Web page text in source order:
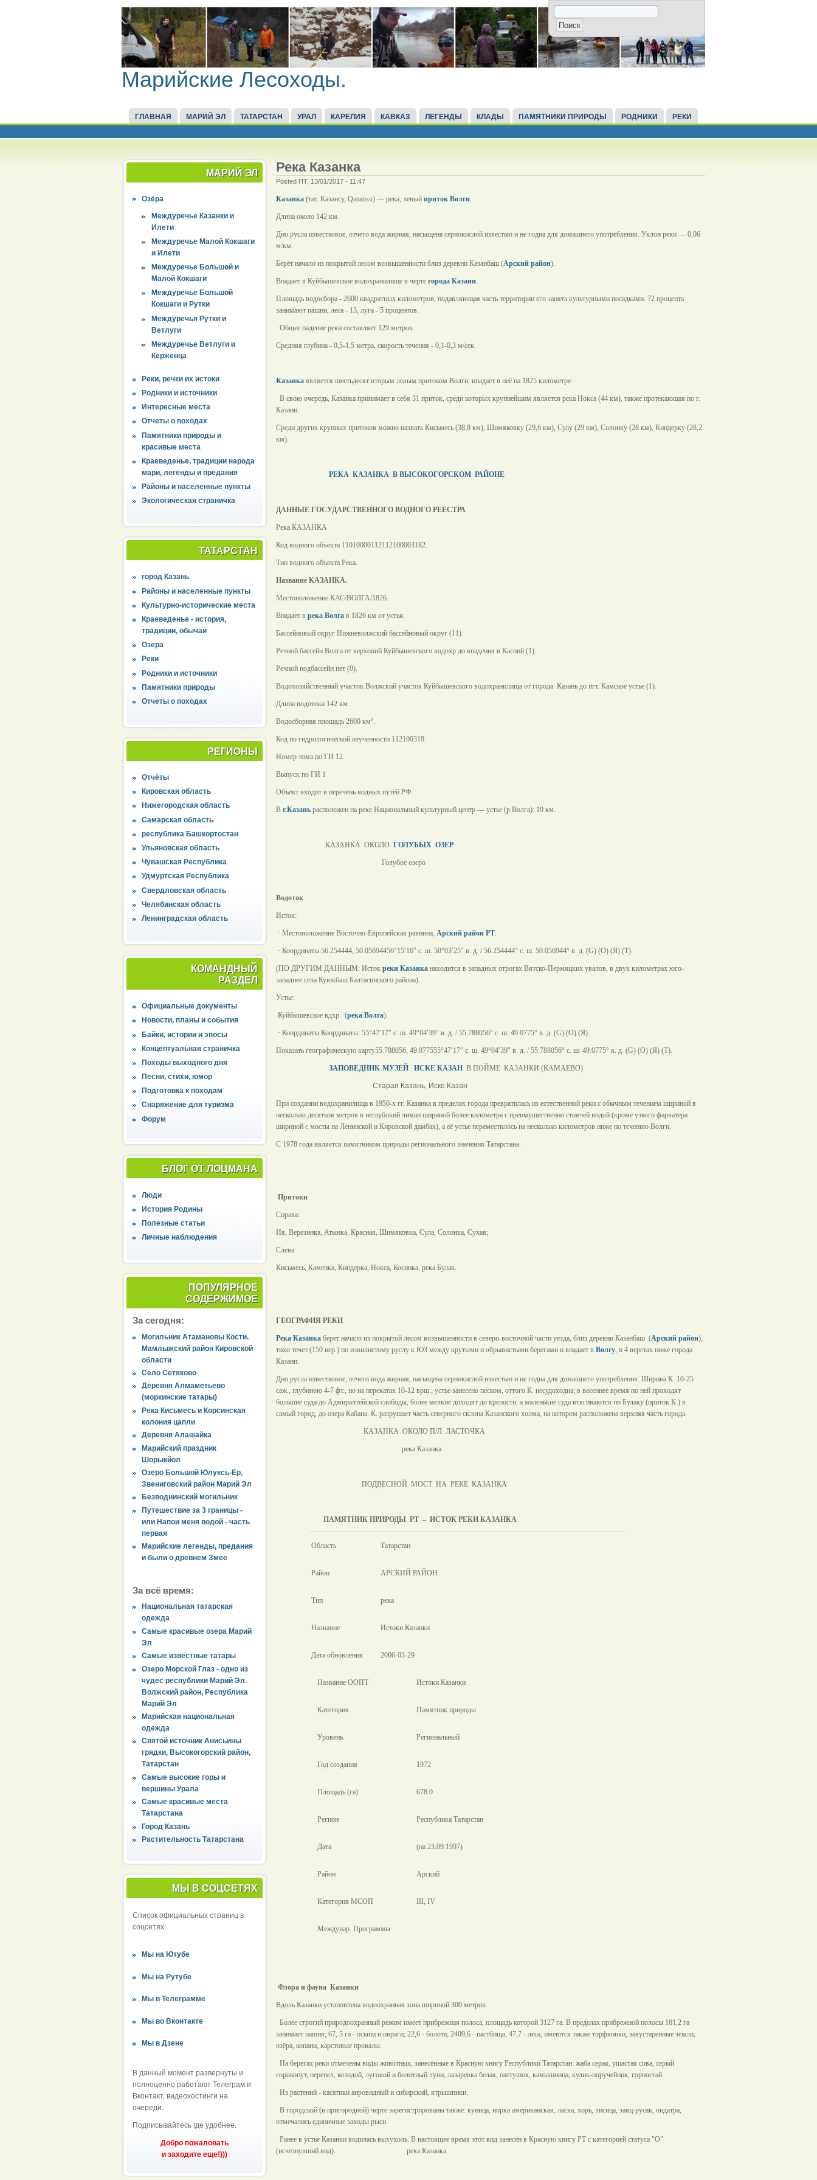
Марийские Лесоходы.
ГЛАВНАЯ МАРИЙ ЭЛ ТАТАРСТАН УРАЛ КАРЕЛИЯ КАВКАЗ ЛЕГЕНДЫ КЛАДЫ ПАМЯТНИКИ ПРИРОДЫ РОДНИКИ РЕКИ
МАРИЙ ЭЛ
Озёра
Междуречье Казанки и
Илети
Междуречье Малой Кокшаги
и Илети
Междуречье Большой и
Малой Кокшаги
Междуречье Большой
Кокшаги и Рутки
Междуречья Рутки и
Ветлуги
Междуречье Ветлуги и
Керженца
Реки, речки их истоки
Родники и источники
Интересные места
Отчеты о походах
Памятники природы и
красивые места
Краеведенье, традиции народа
мари, легенды и предания
Районы и населенные пункты
Экологическая страничка
ТАТАРСТАН
город Казань
Районы и населенные пункты
Культурно-исторические места
Краеведенье - история,
традиции, обычаи
Озера
Реки
Родники и источники
Памятники природы
Отчеты о походах
РЕГИОНЫ
Отчёты
Кировская область
Нижегородская область
Самарская область
республика Башкортостан
Ульяновская область
Чувашская Республика
Удмуртская Республика
Свердловская область
Челябинская область
Ленинградская область
КОМАНДНЫЙ
РАЗДЕЛ
Официальные документы
Новости, планы и события
Байки, истории и эпосы
Концептуальная страничка
Походы выходного дня
Песни, стихи, юмор
Подготовка к походам
Снаряжение для туризма
Форум
БЛОГ ОТ ЛОЦМАНА
Люди
История Родины
Полезные статьи
Личные наблюдения
ПОПУЛЯРНОЕ
СОДЕРЖИМОЕ
За сегодня:
Могильник Атамановы Кости.
Мамлыжский район Кировской
области
Село Сетяково
Деревня Алмаметьево
(моркинские татары)
Река Кисьмесь и Корсинская
колония цапли
Деревня Алашайка
Марийский праздник
Шорыкйол
Озеро Большой Юлуксь-Ер,
Звениговский район Марий Эл
Безводнинский могильник
Путешествие за 3 границы -
или Напои меня водой - часть
первая
Марийские легенды, предания
и были о древнем Змее
За всё время:
Национальная татарская
одежда
Самые красивые озера Марий
Эл
Самые известные татары
Озеро Морской Глаз - одно из
чудес республики Марий Эл.
Волжский район, Республика
Марий Эл
Марийская национальная
одежда
Святой источник Анисьины
грядки, Высокогорский район,
Татарстан
Самые высокие горы и
вершины Урала
Самые красивые места
Татарстана
Город Казань
Растительность Татарстана
МЫ В СОЦСЕТЯХ
Список официальных страниц в
соцсетях:
Мы на Ютубе
Мы на Рутубе
Мы в Телеграмме
Мы во Вконтакте
Мы в Дзене
В данный момент развернуты и
полноценно работают Телеграм и
Вконтакт, видеохостинги на
очереди.
Подписывайтесь где удобнее.
Добро пожаловать
и заходите еще!)))
Река Казанка
Posted ПТ, 13/01/2017 - 11:47
Казанка(тат. Казансу, Qazansu) — река, левый приток Волги.
Длина около 142 км.
Дно русла известковое, отчего вода жирная, насыщена сернокислой известью и не годна для домашнего употребления. Уклон реки — 0,06
м/км.
Берёт начало из покрытой лесом возвышенности близ деревни Казанбаш (Арский район).
Впадает в Куйбышевское водохранилище в черте города Казани.
Площадь водосбора - 2600 квадратных километров, подавляющая часть территории его занята культурными посадками. 72 процента
занимают пашни, леса - 13, луга - 5 процентов.
Общее падение реки составляет 129 метров.
Средняя глубина - 0,5-1,5 метра, скорость течения - 0,1-0,3 м/сек.
Казанкаявляется шестьдесят вторым левым притоком Волги, впадает в неё на 1825 километре.
В свою очередь, Казанка принимает в себя 31 приток, среди которых крупнейшим является река Нокса (44 км), также протекающая по г.
Казани.
Среди других крупных притоков можно назвать Кисьмесь (38,8 км), Шимяковку (29,6 км), Сулу (29 км), Солонку (28 км), Киндерку (28,2
км).
РЕКА КАЗАНКА В ВЫСОКОГОРСКОМ РАЙОНЕ
ДАННЫЕ ГОСУДАРСТВЕННОГО ВОДНОГО РЕЕСТРА
Река КАЗАНКА
Код водного объекта 11010000112112100003182.
Тип водного объекта Река.
Название КАЗАНКА.
Местоположение КАС/ВОЛГА/1826.
Впадает в река Волга в 1826 км от устья.
Бассейновый округ Нижневолжский бассейновый округ (11).
Речной бассейн Волга от верховий Куйбышевского водохр до впадения в Каспий (1).
Речной подбассейн нет (0).
Водохозяйственный участок Волжский участок Куйбышевского водохранилища от города Казань до пгт. Камское устье (1).
Длина водотока 142 км.
Водосборная площадь 2600 км².
Код по гидрологической изученности 112100318.
Номер тома по ГИ 12.
Выпуск по ГИ 1
Объект входит в перечень водных путей РФ.
В г.Казань расположен на реке Национальный культурный центр — устье (р.Волга): 10 км.
КАЗАНКА ОКОЛО ГОЛУБЫХ ОЗЕР
Голубое озеро
Водоток
Исток:
· Местоположение Восточно-Европейская равнина, Арский район РТ.
· Координаты 56.254444, 50.05694456°15′16″ с. ш. 50°03′25″ в. д. / 56.254444° с. ш. 50.056944° в. д. (G) (O) (Я) (T).
(ПО ДРУГИМ ДАННЫМ: Исток реки Казанка находится в западных отрогах Вятско-Пермяцких увалов, в двух километрах юго-
западнее села Куюкбаш Балтасинского района).
Устье:
Куйбышевское вдхр. (река Волга).
· Координаты Координаты: 55°47′17″ с. ш. 49°04′39″ в. д. / 55.788056° с. ш. 49.0775° в. д. (G) (O) (Я).
Показать географическую карту55.788056, 49.077555°47′17″ с. ш. 49°04′39″ в. д. / 55.788056° с. ш. 49.0775° в. д. (G) (O) (Я) (T).
ЗАПОВЕДНИК-МУЗЕЙ ИСКЕ КАЗАН В ПОЙМЕ КАЗАНКИ (КАМАЕВО)
Старая Казань, Иске Казан
При создании водохранилища в 1950-х гг. Казанка в пределах города превратилась из естественной реки с обычным течением шириной в
несколько десятков метров в неглубокий лиман шириной более километра с преимущественно стоячей водой (кроме узкого фарватера
шириной с мосты на Ленинской и Кировской дамбах), а её устье переместилось на несколько километров ниже по течению Волги.
С 1978 года является памятником природы регионального значения Татарстана.
Притоки
Справа:
Ия, Верезинка, Атынка, Красная, Шимяковка, Сула, Солонка, Сухая;
Слева:
Кисьмесь, Каменка, Киндерка, Нокса, Косинка, река Булак.
ГЕОГРАФИЯ РЕКИ
Река Казанка берет начало из покрытой лесом возвышенности в северо-восточной части уезда, близ деревни Казанбаш (Арский район),
тихо течет (150 вер.) по извилистому руслу к ЮЗ между крутыми и обрывистыми берегами и впадает в Волгу, в 4 верстах ниже города
Казани.
Дно русла известковое, отчего вода жирная, насыщена сернокислой известью и не годна для домашнего употребления. Ширина К. 10-25
саж., глубиною 4-7 фт., но на перекатах 10-12 врш.; устье занесено песком, оттого К. несудоходна; в весеннее время по ней проходят
большие суда до Адмиралтейской слободы, более мелкие доходят до крепости, а маленькие суда втягиваются по Булаку (приток К.) в
самый город, до озера Кабана. К. разрушает часть северного склона Казанского холма, на котором расположена верхняя часть города.
КАЗАНКА ОКОЛО П/Л ЛАСТОЧКА
река Казанка
ПОДВЕСНОЙ МОСТ НА РЕКЕ КАЗАНКА
ПАМЯТНИК ПРИРОДЫ РТ – ИСТОК РЕКИ КАЗАНКА
Область Татарстан
Район АРСКИЙ РАЙОН
Тип река
Название Истоки Казанки
Дата обновления 2006-03-29
Название ООПТ Истоки Казанки
Категория Памятник природы
Уровень Региональный
Год создания 1972
Площадь (га) 678.0
Регион Республика Татарстан
Дата (на 23.09.1997)
Район Арский
Категория МСОП III, IV
Междунар. Программы
Флора и фауна Казанки
Вдоль Казанки установлена водоохранная зона шириной 300 метров.
Более строгий природоохранный режим имеет прибрежная полоса, площадь которой 3127 га. В пределах прибрежной полосы 161,2 га
занимает пашня; 67, 5 га - осыпи и овраги; 22,6 - болота; 2409,6 - пастбища, 47,7 - леса; имеются также торфяники, закустаренные земли,
озёра, копани, карстовые провалы.
На берегах реки отмечены виды животных, занесённые в Красную книгу Республики Татарстан: жаба серая, ушастая сова, серый
сорокопут, перепел, козодой, луговой и болотный луни, лазаревка белая, пастушок, камышница, кулик-поручейник, горностай.
Из растений - касатики аировидный и сибирский, ятрышники.
В городской (и пригородной) черте зарегистрированы также: куница, норка американская, ласка, хорь, лисица, заяц-русак, ондатра,
отмечались единичные заходы рыси.
Ранее в устье Казанки водилась выхухоль. В настоящее время этот вид занесён в Красную книгу РТ с категорией статуса "О"
(исчезнувший вид). река Казанка